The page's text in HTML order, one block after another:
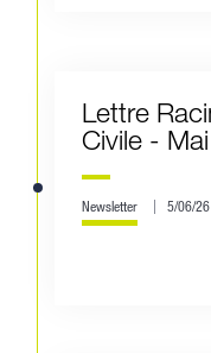
Lettre
Civile -
Newsletter 5/06/26